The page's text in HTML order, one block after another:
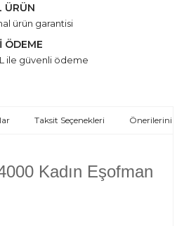
ÜRÜN
ürün garantisi
ÖDEME
ile güvenli ödeme
Taksit Seçenekleri Önerileriniz
Kadın Eşofman